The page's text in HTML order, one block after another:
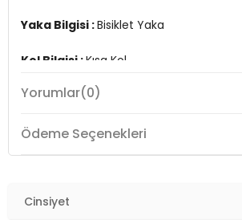
Yaka Bilgisi :Bisiklet Yaka
Kol Bilgisi :Kısa Kol
Kalıp Bilgisi :Regular Fit
Menşei : Tunus
Yorumlar(0)
Ödeme Seçenekleri
Cinsiyet